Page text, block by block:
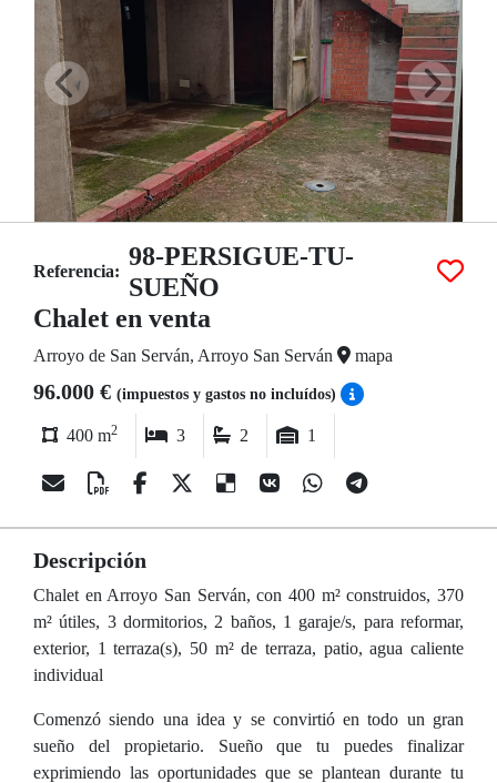
Referencia:
98-PERSIGUE-TU-
SUEÑO
Chalet en venta
Arroyo de San Serván, Arroyo San Serván mapa
96.000 € (impuestos y gastos no incluídos)
400 m2 3 2 1
Descripción
Chalet en Arroyo San Serván, con 400 m² construidos, 370
m² útiles, 3 dormitorios, 2 baños, 1 garaje/s, para reformar,
exterior, 1 terraza(s), 50 m² de terraza, patio, agua caliente
individual
Comenzó siendo una idea y se convirtió en todo un gran
sueño del propietario. Sueño que tu puedes finalizar
exprimiendo las oportunidades que se plantean durante tu